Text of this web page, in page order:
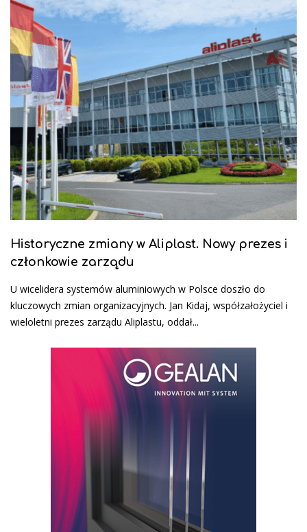
Historyczne zmiany w Aliplast. Nowy prezes i
członkowie zarządu
U wicelidera systemów aluminiowych w Polsce doszło do
kluczowych zmian organizacyjnych. Jan Kidaj, współzałożyciel i
wieloletni prezes zarządu Aliplastu, oddał...